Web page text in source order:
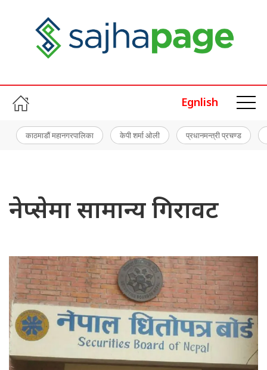
Egnlish
काठमाडौं महानगरपालिका केपी शर्मा ओली प्रधानमन्त्री प्रचण्ड
नेप्सेमा सामान्य गिरावट